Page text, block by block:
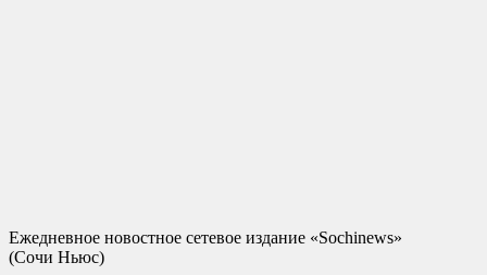
Ежедневное новостное сетевое издание «Sochinews»
(Сочи Ньюс)